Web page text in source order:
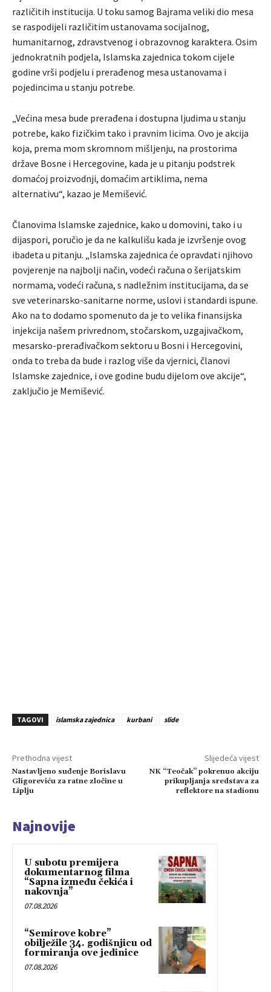
različitih institucija. U toku samog Bajrama veliki dio mesa
se raspodijeli različitim ustanovama socijalnog,
humanitarnog, zdravstvenog i obrazovnog karaktera. Osim
jednokratnih podjela, Islamska zajednica tokom cijele
godine vrši podjelu i prerađenog mesa ustanovama i
pojedincima u stanju potrebe.
„Većina mesa bude prerađena i dostupna ljudima u stanju
potrebe, kako fizičkim tako i pravnim licima. Ovo je akcija
koja, prema mom skromnom mišljenju, na prostorima
države Bosne i Hercegovine, kada je u pitanju podstrek
domaćoj proizvodnji, domaćim artiklima, nema
alternativu“, kazao je Memišević.
Članovima Islamske zajednice, kako u domovini, tako i u
dijaspori, poručio je da ne kalkulišu kada je izvršenje ovog
ibadeta u pitanju. „Islamska zajednica će opravdati njihovo
povjerenje na najbolji način, vodeći računa o šerijatskim
normama, vodeći računa, s nadležnim institucijama, da se
sve veterinarsko-sanitarne norme, uslovi i standardi ispune.
Ako na to dodamo spomenuto da je to velika finansijska
injekcija našem privrednom, stočarskom, uzgajivačkom,
mesarsko-prerađivačkom sektoru u Bosni i Hercegovini,
onda to treba da bude i razlog više da vjernici, članovi
Islamske zajednice, i ove godine budu dijelom ove akcije“,
zaključio je Memišević.
TAGOVI islamska zajednica kurbani slide
Prethodna vijest
Nastavljeno suđenje Borislavu
Gligoreviću za ratne zločine u
Liplju
Slijedeća vijest
NK “Teočak” pokrenuo akciju
prikupljanja sredstava za
reflektore na stadionu
Najnovije
U subotu premijera
dokumentarnog filma
“Sapna između čekića i
nakovnja”
07.08.2026
“Semirove kobre”
obilježile 34. godišnjicu od
formiranja ove jedinice
07.08.2026